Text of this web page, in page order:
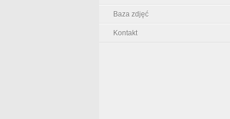
Baza zdjęć
Kontakt